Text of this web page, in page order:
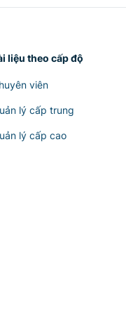
liệu theo cấp độ
viên
lý cấp trung
lý cấp cao